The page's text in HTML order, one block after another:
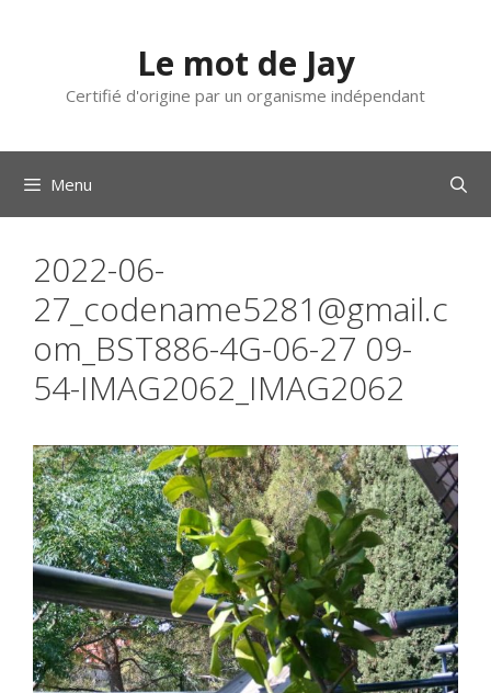
Le mot de Jay
Certifié d'origine par un organisme indépendant
Menu
2022-06-
27_codename5281@gmail.c
om_BST886-4G-06-27 09-
54-IMAG2062_IMAG2062